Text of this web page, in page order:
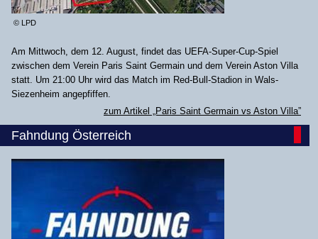
© LPD
Am Mittwoch, dem 12. August, findet das UEFA-Super-Cup-Spiel
zwischen dem Verein Paris Saint Germain und dem Verein Aston Villa
statt. Um 21:00 Uhr wird das Match im Red-Bull-Stadion in Wals-
Siezenheim angepfiffen.
zum Artikel „Paris Saint Germain vs Aston Villa”
Fahndung Österreich